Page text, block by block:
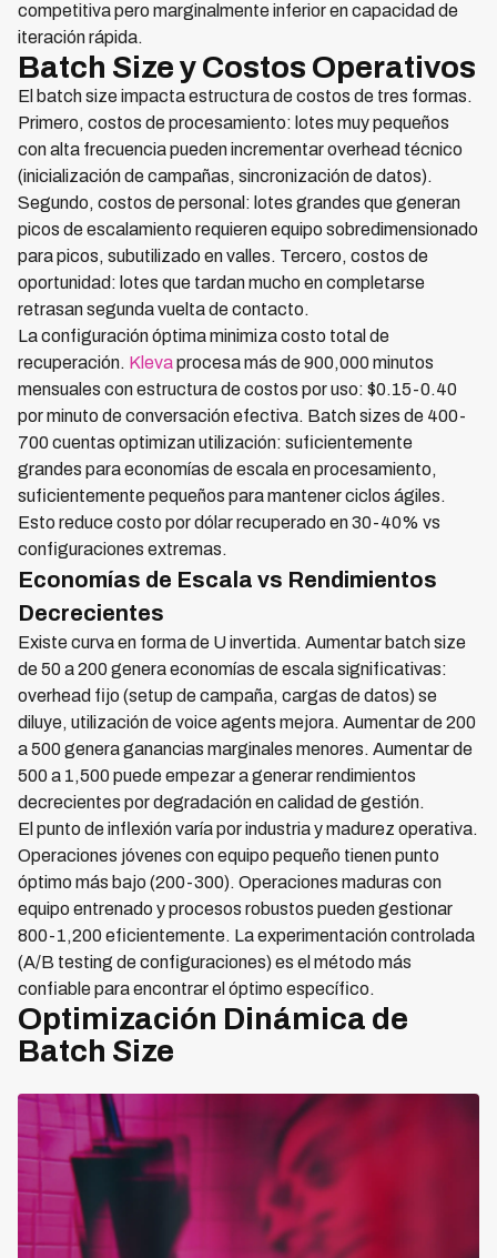
competitiva pero marginalmente inferior en capacidad de
iteración rápida.
Batch Size y Costos Operativos
El batch size impacta estructura de costos de tres formas.
Primero, costos de procesamiento: lotes muy pequeños
con alta frecuencia pueden incrementar overhead técnico
(inicialización de campañas, sincronización de datos).
Segundo, costos de personal: lotes grandes que generan
picos de escalamiento requieren equipo sobredimensionado
para picos, subutilizado en valles. Tercero, costos de
oportunidad: lotes que tardan mucho en completarse
retrasan segunda vuelta de contacto.
La configuración óptima minimiza costo total de
recuperación. Klevaprocesa más de 900,000 minutos
mensuales con estructura de costos por uso: $0.15-0.40
por minuto de conversación efectiva. Batch sizes de 400-
700 cuentas optimizan utilización: suficientemente
grandes para economías de escala en procesamiento,
suficientemente pequeños para mantener ciclos ágiles.
Esto reduce costo por dólar recuperado en 30-40% vs
configuraciones extremas.
Economías de Escala vs Rendimientos
Decrecientes
Existe curva en forma de U invertida. Aumentar batch size
de 50 a 200 genera economías de escala significativas:
overhead fijo (setup de campaña, cargas de datos) se
diluye, utilización de voice agents mejora. Aumentar de 200
a 500 genera ganancias marginales menores. Aumentar de
500 a 1,500 puede empezar a generar rendimientos
decrecientes por degradación en calidad de gestión.
El punto de inflexión varía por industria y madurez operativa.
Operaciones jóvenes con equipo pequeño tienen punto
óptimo más bajo (200-300). Operaciones maduras con
equipo entrenado y procesos robustos pueden gestionar
800-1,200 eficientemente. La experimentación controlada
(A/B testing de configuraciones) es el método más
confiable para encontrar el óptimo específico.
Optimización Dinámica de
Batch Size